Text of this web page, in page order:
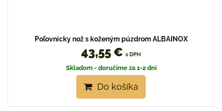
Poľovnícky nož s koženým púzdrom ALBAINOX
43,55 € s DPH
Skladom - doručíme za 1-2 dni
Do košíka